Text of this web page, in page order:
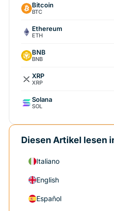
Bitcoin
BTC
Ethereum
ETH
BNB
BNB
XRP
XRP
Solana
SOL
Diesen Artikel lesen
Italiano
English
Español